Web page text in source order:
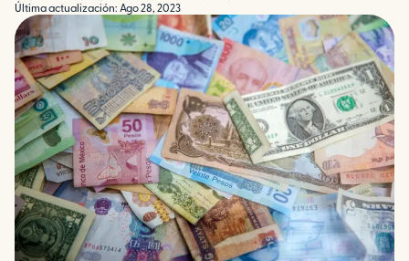
Última actualización: Ago 28, 2023